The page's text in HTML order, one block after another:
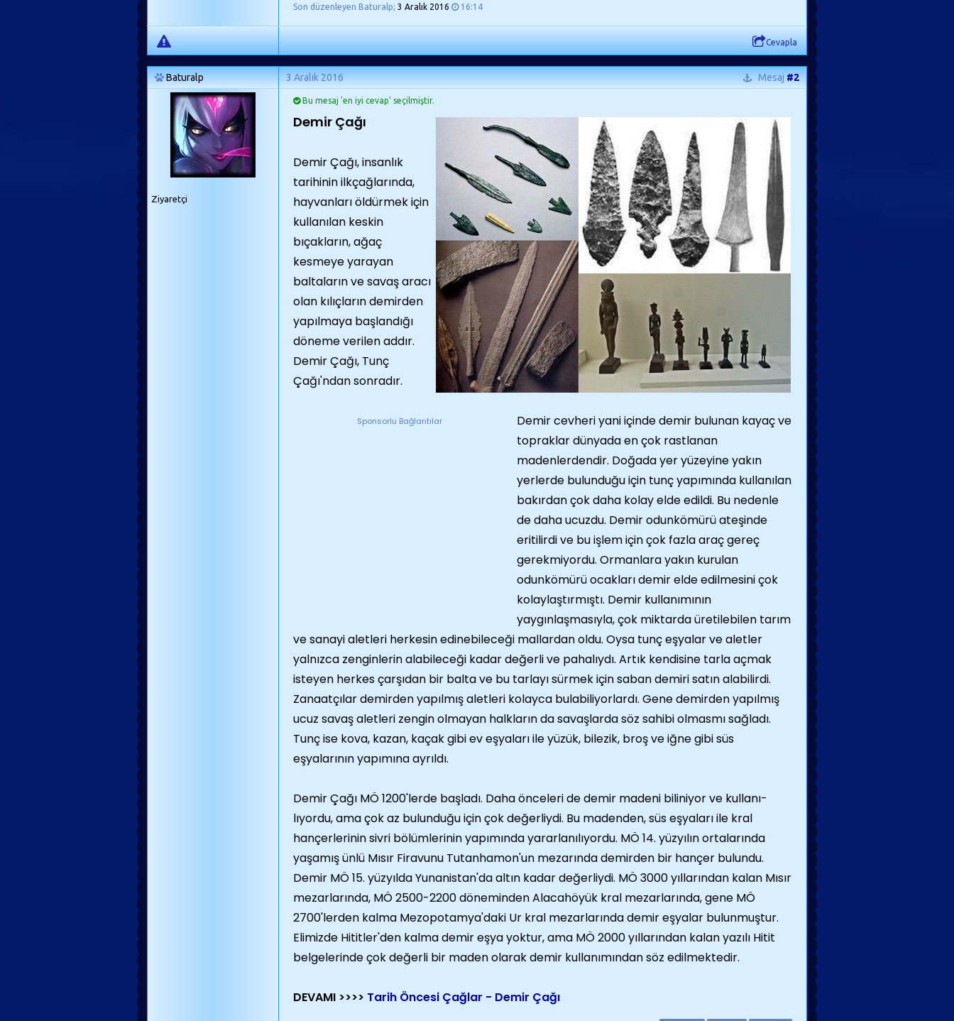
Son düzenleyen Baturalp; 3 Aralık 2016 16:14
Cevapla
Baturalp 3 Aralık 2016 Mesaj#2
Ziyaretçi
Bu mesaj 'en iyi cevap' seçilmiştir.
Demir Çağı
Sponsorlu Bağlantılar
Demir Çağı, insanlık
tarihinin ilkçağların­da,
hayvanları öldürmek için
kullanılan kes­kin
bıçakların, ağaç
kesmeye yarayan
baltala­rın ve savaş aracı
olan kılıçların demirden
yapılmaya başlandığı
döneme verilen addır.
Demir Çağı, Tunç
Çağı'ndan sonradır.
Demir cevheri yani içinde demir bulunan kayaç ve
topraklar dünyada en çok rastlanan
madenlerdendir. Doğada yer yüzeyine yakın
yerlerde bulunduğu için tunç yapımında kul­lanılan
bakırdan çok daha kolay elde edildi. Bu nedenle
de daha ucuzdu. Demir odunkömürü ateşinde
eritilirdi ve bu işlem için çok fazla araç gereç
gerekmiyordu. Ormanlara yakın kurulan
odunkömürü ocakları demir elde edilmesini çok
kolaylaştırmıştı. Demir kullanımının
yaygınlaşmasıyla, çok miktarda üretilebilen tarım
ve sanayi aletleri herkesin edinebileceği mallardan oldu. Oysa tunç eşya­lar ve aletler
yalnızca zenginlerin alabileceği kadar değerli ve pahalıydı. Artık kendisine tarla açmak
isteyen herkes çarşıdan bir balta ve bu tarlayı sürmek için saban demiri satın alabilirdi.
Zanaatçılar demirden yapılmış aletleri kolayca bulabiliyorlardı. Gene demirden yapılmış
ucuz savaş aletleri zengin olmayan halkların da savaşlarda söz sahibi olmasmı sağladı.
Tunç ise kova, kazan, kaçak gibi ev eşyaları ile yüzük, bilezik, broş ve iğne gibi süs
eşyalarının yapımına ayrıldı.
Demir Çağı MÖ 1200'lerde başladı. Daha önceleri de demir madeni biliniyor ve kullanı­
lıyordu, ama çok az bulunduğu için çok değerliydi. Bu madenden, süs eşyaları ile kral
hançerlerinin sivri bölümlerinin yapımında yararlanılıyordu. MÖ 14. yüzyılın ortalarında
yaşamış ünlü Mısır Firavunu Tutanhamon'un mezarında demirden bir hançer bulundu.
Demir MÖ 15. yüzyılda Yunanistan'da altın kadar değerliydi. MÖ 3000 yıllarından kalan Mısır
mezarlarında, MÖ 2500-2200 dönemin­den Alacahöyük kral mezarlarında, gene MÖ
2700'lerden kalma Mezopotamya'daki Ur kral mezarlarında demir eşyalar bulunmuştur.
Elimizde Hititler'den kalma demir eşya yoktur, ama MÖ 2000 yıllarından kalan yazılı Hitit
belgelerinde çok değerli bir maden olarak de­mir kullanımından söz edilmektedir.
DEVAMI >>>> Tarih Öncesi Çağlar - Demir Çağı